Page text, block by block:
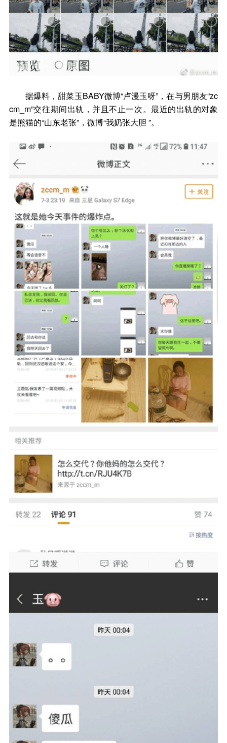
据爆料，甜菜玉BABY微博“卢漫玉呀”，在与男朋友“zc
cm_m”交往期间出轨，并且不止一次。最近的出轨的对象
是熊猫的“山东老张”，微博“我奶张大胆 ”。